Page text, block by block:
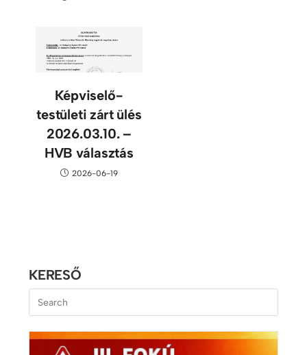
Képviselő-
testületi zárt ülés
2026.03.10. –
HVB választás
2026-06-19
KERESŐ